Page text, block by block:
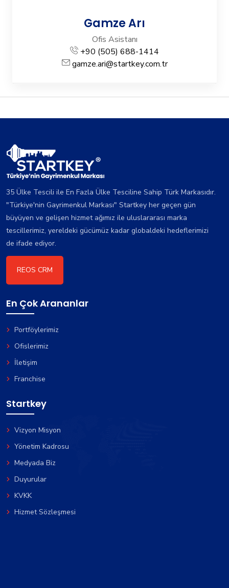
Gamze Arı
Ofis Asistanı
+90 (505) 688-1414
gamze.ari@startkey.com.tr
35 Ülke Tescili ile En Fazla Ülke Tesciline Sahip Türk Markasıdır.
"Türkiye'nin Gayrimenkul Markası" Startkey her geçen gün
büyüyen ve gelişen hizmet ağımız ile uluslararası marka
tescillerimiz, yereldeki gücümüz kadar globaldeki hedeflerimizi
de ifade ediyor.
REOS CRM
En Çok Arananlar
Portföylerimiz
Ofislerimiz
İletişim
Franchise
Startkey
Vizyon Misyon
Yönetim Kadrosu
Medyada Biz
Duyurular
KVKK
Hizmet Sözleşmesi